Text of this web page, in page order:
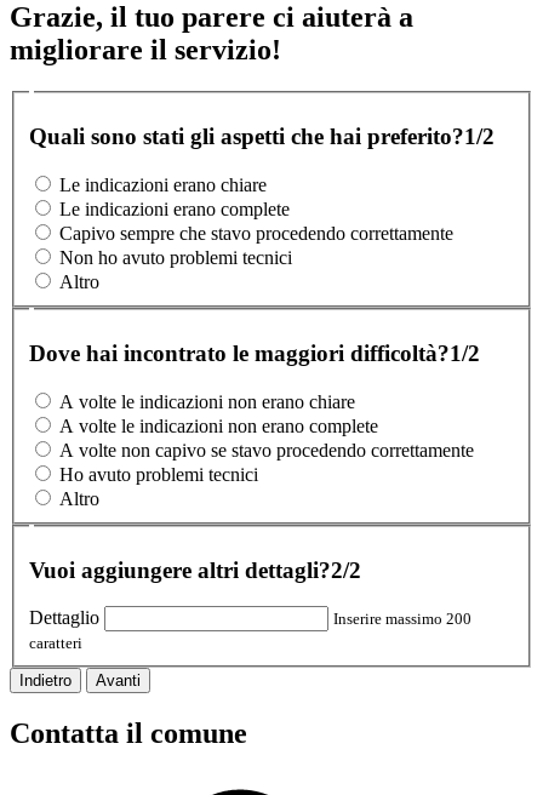
Grazie, il tuo parere ci aiuterà a
migliorare il servizio!
Quali sono stati gli aspetti che hai preferito?1/2
Le indicazioni erano chiare
Le indicazioni erano complete
Capivo sempre che stavo procedendo correttamente
Non ho avuto problemi tecnici
Altro
Dove hai incontrato le maggiori difficoltà?1/2
A volte le indicazioni non erano chiare
A volte le indicazioni non erano complete
A volte non capivo se stavo procedendo correttamente
Ho avuto problemi tecnici
Altro
Vuoi aggiungere altri dettagli?2/2
Dettaglio
Inserire massimo 200
caratteri
Indietro Avanti
Contatta il comune